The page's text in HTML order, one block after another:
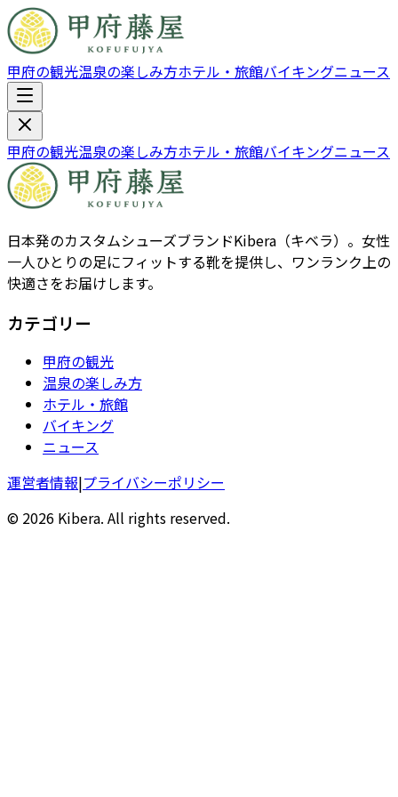
甲府の観光温泉の楽しみ方ホテル・旅館バイキングニュース
甲府の観光温泉の楽しみ方ホテル・旅館バイキングニュース
日本発のカスタムシューズブランドKibera（キベラ）。女性
一人ひとりの足にフィットする靴を提供し、ワンランク上の
快適さをお届けします。
カテゴリー
甲府の観光
温泉の楽しみ方
ホテル・旅館
バイキング
ニュース
運営者情報|プライバシーポリシー
© 2026 Kibera. All rights reserved.